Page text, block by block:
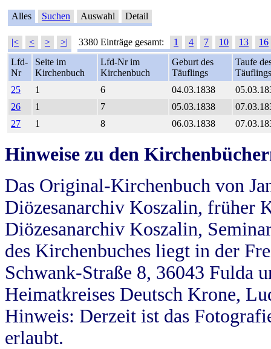
Alles Suchen Auswahl Detail
|< < > >| 3380 Einträge gesamt: 1 4 7 10 13
16
Lfd-
Nr
Seite im
Kirchenbuch
Lfd-Nr im
Kirchenbuch
Geburt des
Täuflings
Taufe
Täuflings
25
1 6 04.03.1838
26
1 7 05.03.1838
27
1 8 06.03.1838
Hinweise zu den
Das Original-Kirchenbuch von
Diözesanarchiv Koszalin, früher
Diözesanarchiv Koszalin,
des Kirchenbuches liegt in der
Schwank-Straße 8, 36043 Fulda
Heimatkreises Deutsch Krone,
Hinweis: Derzeit ist das
erlaubt.